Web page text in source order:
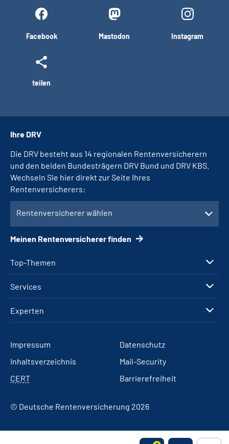
Facebook Mastodon Instagram
teilen
Top-Themen
Services
Experten
Ihre DRV
Die DRV besteht aus 14 regionalen Rentenversicherern
und den beiden Bundesträgern DRV Bund und DRV KBS.
Wechseln Sie hier direkt zur Seite Ihres
Rentenversicherers:
Rentenversicherer wählen
Meinen Rentenversicherer finden
Impressum
Datenschutz
Inhaltsverzeichnis
Mail-Security
CERT
Barrierefreiheit
© Deutsche Rentenversicherung 2026